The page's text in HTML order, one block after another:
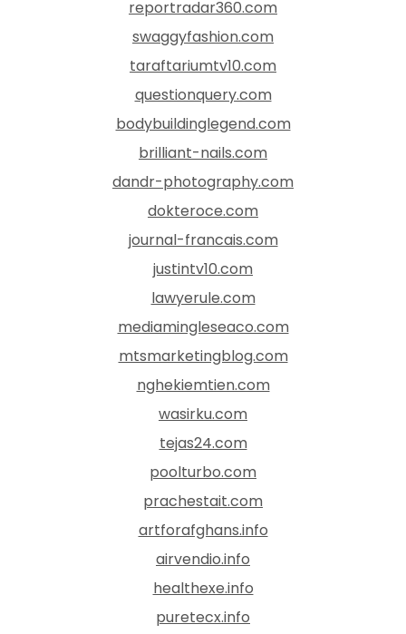
reportradar360.com
swaggyfashion.com
taraftariumtv10.com
questionquery.com
bodybuildinglegend.com
brilliant-nails.com
dandr-photography.com
dokteroce.com
journal-francais.com
justintv10.com
lawyerule.com
mediamingleseaco.com
mtsmarketingblog.com
nghekiemtien.com
wasirku.com
tejas24.com
poolturbo.com
prachestait.com
artforafghans.info
airvendio.info
healthexe.info
puretecx.info